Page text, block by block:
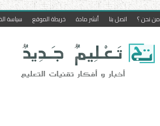
من نحن ؟ اتصل بنا أنشر مادة خريطة الموقع سياسة